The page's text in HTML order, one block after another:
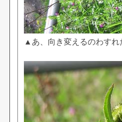
▲あ、向き変えるのわすれ